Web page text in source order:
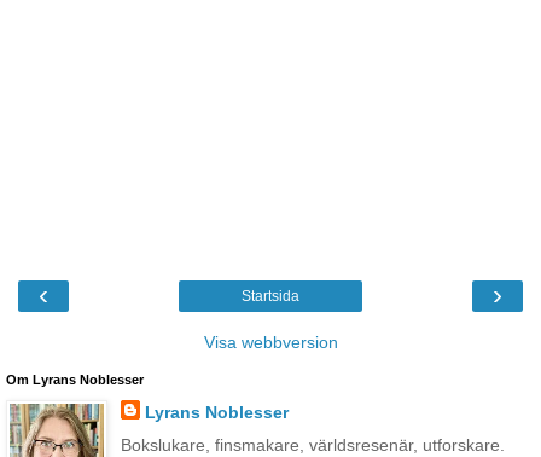
‹ ›
Startsida
Visa webbversion
Om Lyrans Noblesser
Lyrans Noblesser
Bokslukare, finsmakare, världsresenär, utforskare.